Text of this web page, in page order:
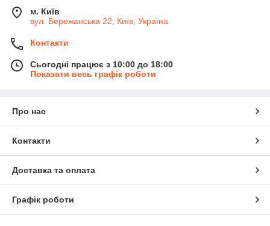
м. Київ
вул. Бережанська 22, Київ, Україна
Контакти
Сьогодні працює з 10:00 до 18:00
Показати весь графік роботи
Про нас
Контакти
Доставка та оплата
Графік роботи